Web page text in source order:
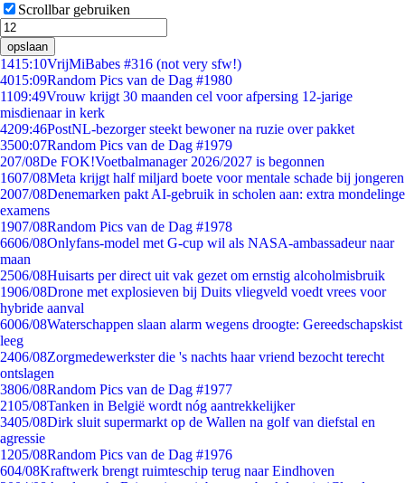
Scrollbar gebruiken
opslaan
1415:10VrijMiBabes #316 (not very sfw!)
4015:09Random Pics van de Dag #1980
1109:49Vrouw krijgt 30 maanden cel voor afpersing 12-jarige
misdienaar in kerk
4209:46PostNL-bezorger steekt bewoner na ruzie over pakket
3500:07Random Pics van de Dag #1979
207/08De FOK!Voetbalmanager 2026/2027 is begonnen
1607/08Meta krijgt half miljard boete voor mentale schade bij jongeren
2007/08Denemarken pakt AI-gebruik in scholen aan: extra mondelinge
examens
1907/08Random Pics van de Dag #1978
6606/08Onlyfans-model met G-cup wil als NASA-ambassadeur naar
maan
2506/08Huisarts per direct uit vak gezet om ernstig alcoholmisbruik
1906/08Drone met explosieven bij Duits vliegveld voedt vrees voor
hybride aanval
6006/08Waterschappen slaan alarm wegens droogte: Gereedschapskist
leeg
2406/08Zorgmedewerkster die 's nachts haar vriend bezocht terecht
ontslagen
3806/08Random Pics van de Dag #1977
2105/08Tanken in België wordt nóg aantrekkelijker
3405/08Dirk sluit supermarkt op de Wallen na golf van diefstal en
agressie
1205/08Random Pics van de Dag #1976
604/08Kraftwerk brengt ruimteschip terug naar Eindhoven